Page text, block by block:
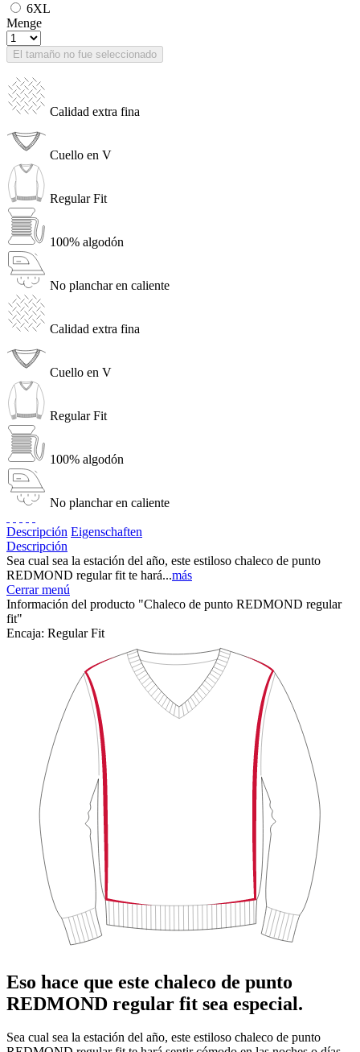
6XL
Menge
El tamaño no fue seleccionado
Calidad extra fina
Cuello en V
Regular Fit
100% algodón
No planchar en caliente
Calidad extra fina
Cuello en V
Regular Fit
100% algodón
No planchar en caliente
Descripción Eigenschaften
Descripción
Sea cual sea la estación del año, este estiloso chaleco de punto
REDMOND regular fit te hará...más
Cerrar menú
Información del producto "Chaleco de punto REDMOND regular
fit"
Encaja: Regular Fit
Eso hace que este chaleco de punto
REDMOND regular fit sea especial.
Sea cual sea la estación del año, este estiloso chaleco de punto